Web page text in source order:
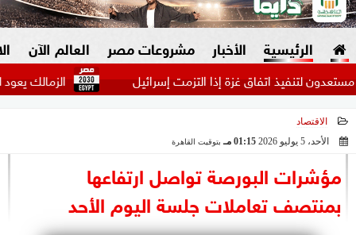
الرئيسية الأخبار
السياسة
الرئاسة
البرلمان
مشروعات مصر العالم الآن
الزمالك يعود لمعسكر اتفاق غزة إذا التزمت إسرائيل
الاقتصاد
الأحد، 5 يوليو 2026
01:15 مـ بتوقيت القاهرة
مؤشرات البورصة تواصل ارتفاعها
بمنتصف تعاملات جلسة اليوم الأحد